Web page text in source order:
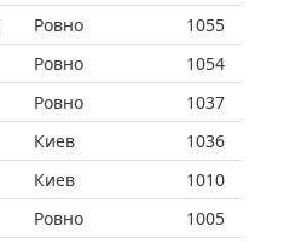
Ровно
1055
Ровно
1054
Ровно
1037
Киев
1036
Киев
1010
Ровно
1005